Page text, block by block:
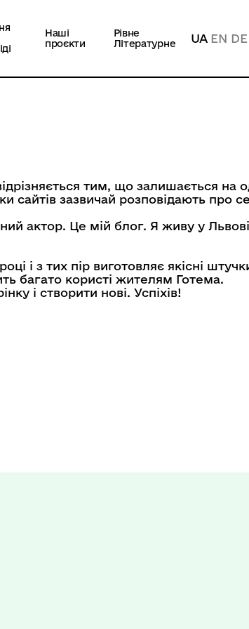
Наші
проєкти
Рівне
Літературне
UA EN DE
тим, що залишається на
сайтів зазвичай розповідають про
актор. Це мій блог. Я живу у
і з тих пір виготовляє якісні
багато користі жителям Готема.
і створити нові. Успіхів!